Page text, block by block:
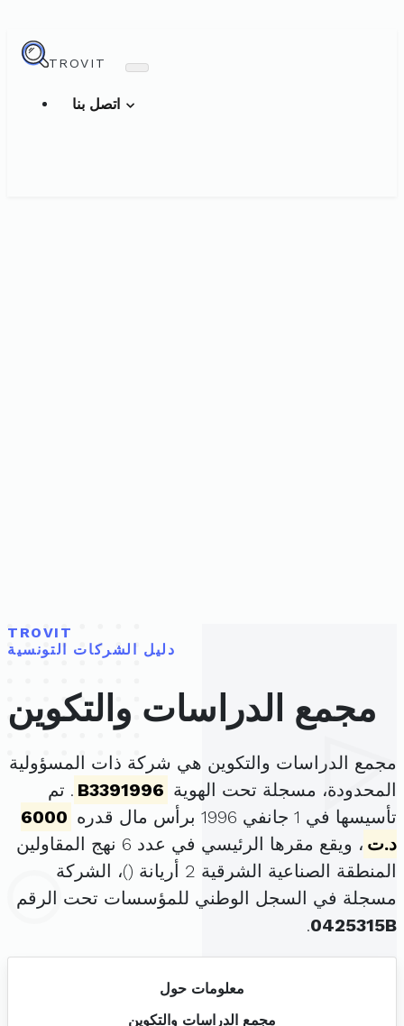
TROVIT
TROVIT
دليل الشركات التونسية
مجمع الدراسات والتكوين
مجمع الدراسات والتكوين هي شركة ذات المسؤولية
المحدودة، مسجلة تحت الهوية B3391996 . تم
تأسيسها في 1 جانفي 1996 برأس مال قدره
6000
د.ت
، ويقع مقرها الرئيسي في عدد 6 نهج المقاولين
المنطقة الصناعية الشرقية 2 أريانة (
)، الشركة
مسجلة في السجل الوطني للمؤسسات تحت الرقم
0425315B
.
معلومات حول
مجمع الدراسات والتكوين